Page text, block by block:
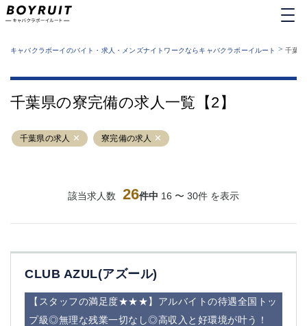
業種から探す
運営者情報
サイトマップ
キャバクラボーイのバイト・求人・メンズナイトワークならキャバクラボーイルート > 千葉
千葉県の寮完備の求人一覧【2】
千葉県の求人 寮完備の求人
該当求人数 26件中 16 〜 30件 を表示
CLUB AZUL(アズール)
【スタッフの満足度★★★】アルバイトの待遇全国トッ
プ級◎無理な残業一切なし◎高収入と好環境が叶う！
六本木
池袋
吉祥寺
練馬
恵比寿
蒲田
北千住
①六本木 ②西麻布
大山